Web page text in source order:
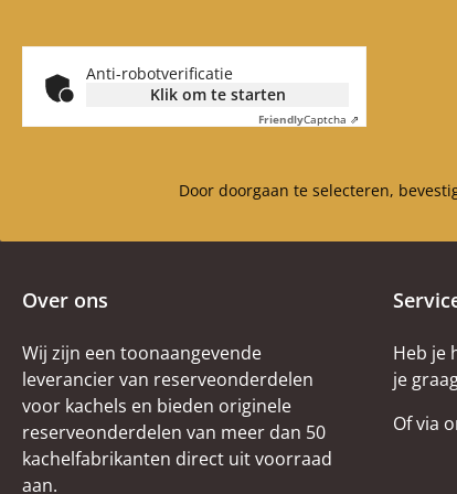
Anti-robotverificatie
Klik om te starten
FriendlyCaptcha ⇗
Door doorgaan te selecteren,
Over ons
Wij zijn een toonaangevende
leverancier van reserveonderdelen
voor kachels en bieden originele
reserveonderdelen van meer dan 50
kachelfabrikanten direct uit voorraad
aan.
Heb je
je
Of via